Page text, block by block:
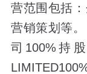
营范围包括
营销策划等
司100%持